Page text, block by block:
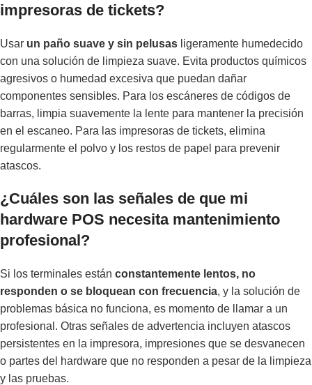
impresoras de tickets?
Usar un paño suave y sin pelusas ligeramente humedecido
con una solución de limpieza suave. Evita productos químicos
agresivos o humedad excesiva que puedan dañar
componentes sensibles. Para los escáneres de códigos de
barras, limpia suavemente la lente para mantener la precisión
en el escaneo. Para las impresoras de tickets, elimina
regularmente el polvo y los restos de papel para prevenir
atascos.
¿Cuáles son las señales de que mi
hardware POS necesita mantenimiento
profesional?
Si los terminales están constantemente lentos, no
responden o se bloquean con frecuencia, y la solución de
problemas básica no funciona, es momento de llamar a un
profesional. Otras señales de advertencia incluyen atascos
persistentes en la impresora, impresiones que se desvanecen
o partes del hardware que no responden a pesar de la limpieza
y las pruebas.